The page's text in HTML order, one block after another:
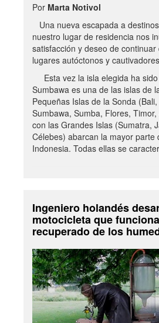
Por Marta Notivol
Una nueva escapada a
nuestro lugar de residencia nos
satisfacción y deseo de continuar
lugares autóctonos y
Esta vez la isla elegida ha sido
Sumbawa es una de las islas de
Pequeñas Islas de la Sonda
Sumbawa, Sumba, Flores,
con las Grandes Islas (Sumatra,
Célebes) abarcan la mayor parte
Indonesia. Todas ellas se
Ingeniero holandés
motocicleta que
recuperado de los